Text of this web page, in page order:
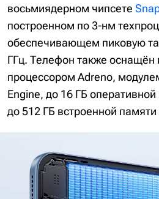
восьмиядерном чипсете
построенном по 3-нм
обеспечивающем пиковую
ГГц. Телефон также оснащён
процессором Adreno,
Engine, до 16 ГБ
до 512 ГБ встроенной памяти